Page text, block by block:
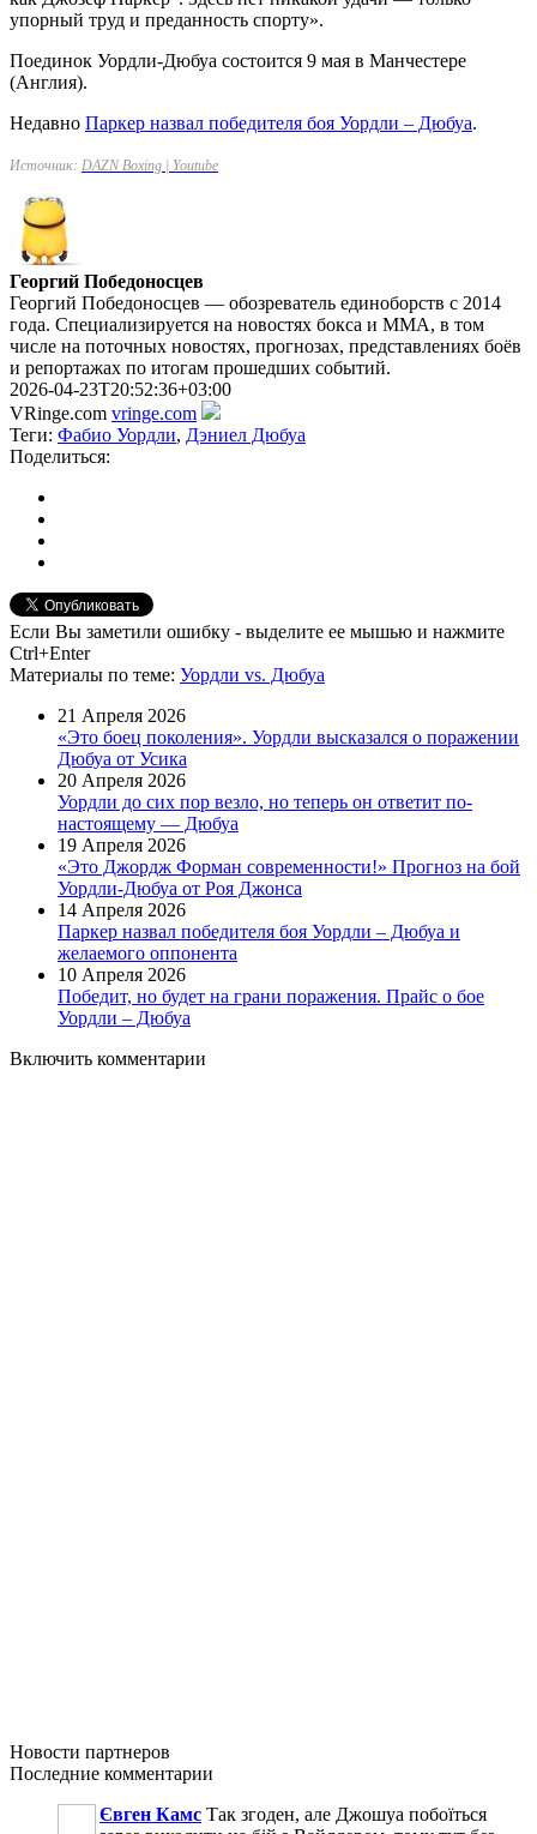
упорный труд и преданность спорту».
Поединок Уордли-Дюбуа состоится 9 мая в Манчестере
(Англия).
Недавно Паркер назвал победителя боя Уордли – Дюбуа.
Источник: DAZN Boxing | Youtube
Георгий Победоносцев
Георгий Победоносцев — обозреватель единоборств с 2014
года. Специализируется на новостях бокса и ММА, в том
числе на поточных новостях, прогнозах, представлениях боёв
и репортажах по итогам прошедших событий.
2026-04-23T20:52:36+03:00
VRinge.com vringe.com
Теги: Фабио Уордли, Дэниел Дюбуа
Поделиться:
Если Вы заметили ошибку - выделите ее мышью и нажмите
Ctrl+Enter
Материалы по теме: Уордли vs. Дюбуа
21 Апреля 2026
«Это боец поколения». Уордли высказался о поражении
Дюбуа от Усика
20 Апреля 2026
Уордли до сих пор везло, но теперь он ответит по-
настоящему — Дюбуа
19 Апреля 2026
«Это Джордж Форман современности!» Прогноз на бой
Уордли-Дюбуа от Роя Джонса
14 Апреля 2026
Паркер назвал победителя боя Уордли – Дюбуа и
желаемого оппонента
10 Апреля 2026
Победит, но будет на грани поражения. Прайс о бое
Уордли – Дюбуа
Включить комментарии
Новости партнеров
Последние комментарии
Євген Камс Так згоден, але Джошуа побоїться